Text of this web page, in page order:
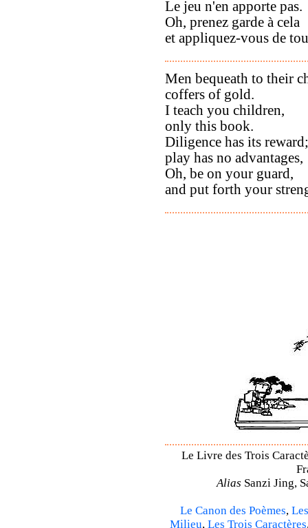
Le jeu n'en apporte pas.
Oh, prenez garde à cela
et appliquez-vous de
Men bequeath to their
coffers of gold.
I teach you children,
only this book.
Diligence has its reward;
play has no advantages,
Oh, be on your guard,
and put forth your
Le Livre des Trois
Alias Sanzi Jing,
Le Canon des Poèmes,
Milieu, Les Trois Caractères